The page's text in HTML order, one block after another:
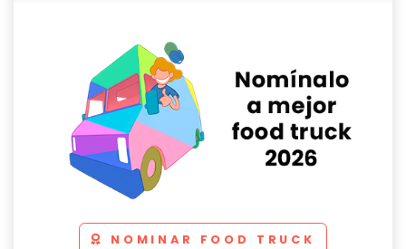
NOMINAR FOOD TRUCK